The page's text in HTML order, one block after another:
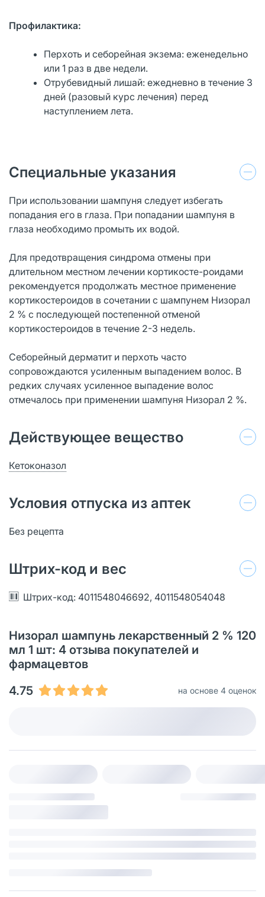
Профилактика:
Перхоть и себорейная экзема: еженедельно
или 1 раз в две недели.
Отрубевидный лишай: ежедневно в течение 3
дней (разовый курс лечения) перед
наступлением лета.
Специальные указания
При использовании шампуня следует избегать
попадания его в глаза. При попадании шампуня в
глаза необходимо промыть их водой.
Для предотвращения синдрома отмены при
длительном местном лечении кортикосте-роидами
рекомендуется продолжать местное применение
кортикостероидов в сочетании с шампунем Низорал
2 % с последующей постепенной отменой
кортикостероидов в течение 2-3 недель.
Себорейный дерматит и перхоть часто
сопровождаются усиленным выпадением волос. В
редких случаях усиленное выпадение волос
отмечалось при применении шампуня Низорал 2 %.
Действующее вещество
Кетоконазол
Условия отпуска из аптек
Без рецепта
Штрих-код и вес
Штрих-код: 4011548046692, 4011548054048
Низорал шампунь лекарственный 2 % 120
мл 1 шт: 4 отзыва покупателей и
фармацевтов
4.75
на основе 4 оценок